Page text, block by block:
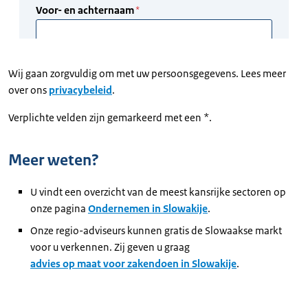
Wij gaan zorgvuldig om met uw persoonsgegevens. Lees meer
over ons privacybeleid.
Verplichte velden zijn gemarkeerd met een *.
Meer weten?
U vindt een overzicht van de meest kansrijke sectoren op
onze pagina Ondernemen in Slowakije.
Onze regio-adviseurs kunnen gratis de Slowaakse markt
voor u verkennen. Zij geven u graag
advies op maat voor zakendoen in Slowakije.